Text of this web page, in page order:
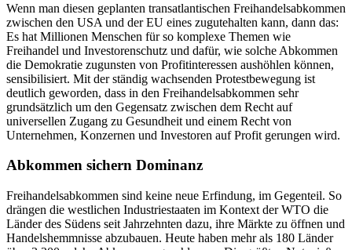
Wenn man diesen geplanten transatlantischen Freihandelsabkommen
zwischen den USA und der EU eines zugutehalten kann, dann das:
Es hat Millionen Menschen für so komplexe Themen wie
Freihandel und Investorenschutz und dafür, wie solche Abkommen
die Demokratie zugunsten von Profitinteressen aushöhlen können,
sensibilisiert. Mit der ständig wachsenden Protestbewegung ist
deutlich geworden, dass in den Freihandelsabkommen sehr
grundsätzlich um den Gegensatz zwischen dem Recht auf
universellen Zugang zu Gesundheit und einem Recht von
Unternehmen, Konzernen und Investoren auf Profit gerungen wird.
Abkommen sichern Dominanz
Freihandelsabkommen sind keine neue Erfindung, im Gegenteil. So
drängen die westlichen Industriestaaten im Kontext der WTO die
Länder des Südens seit Jahrzehnten dazu, ihre Märkte zu öffnen und
Handelshemmnisse abzubauen. Heute haben mehr als 180 Länder